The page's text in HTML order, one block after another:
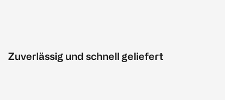
Zuverlässig und schnell geliefert